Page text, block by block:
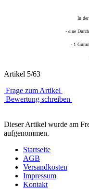
In
- eine
- 1
Artikel 5/63
Frage zum Artikel
Bewertung schreiben
Dieser Artikel wurde am
aufgenommen.
Startseite
AGB
Versandkosten
Impressum
Kontakt